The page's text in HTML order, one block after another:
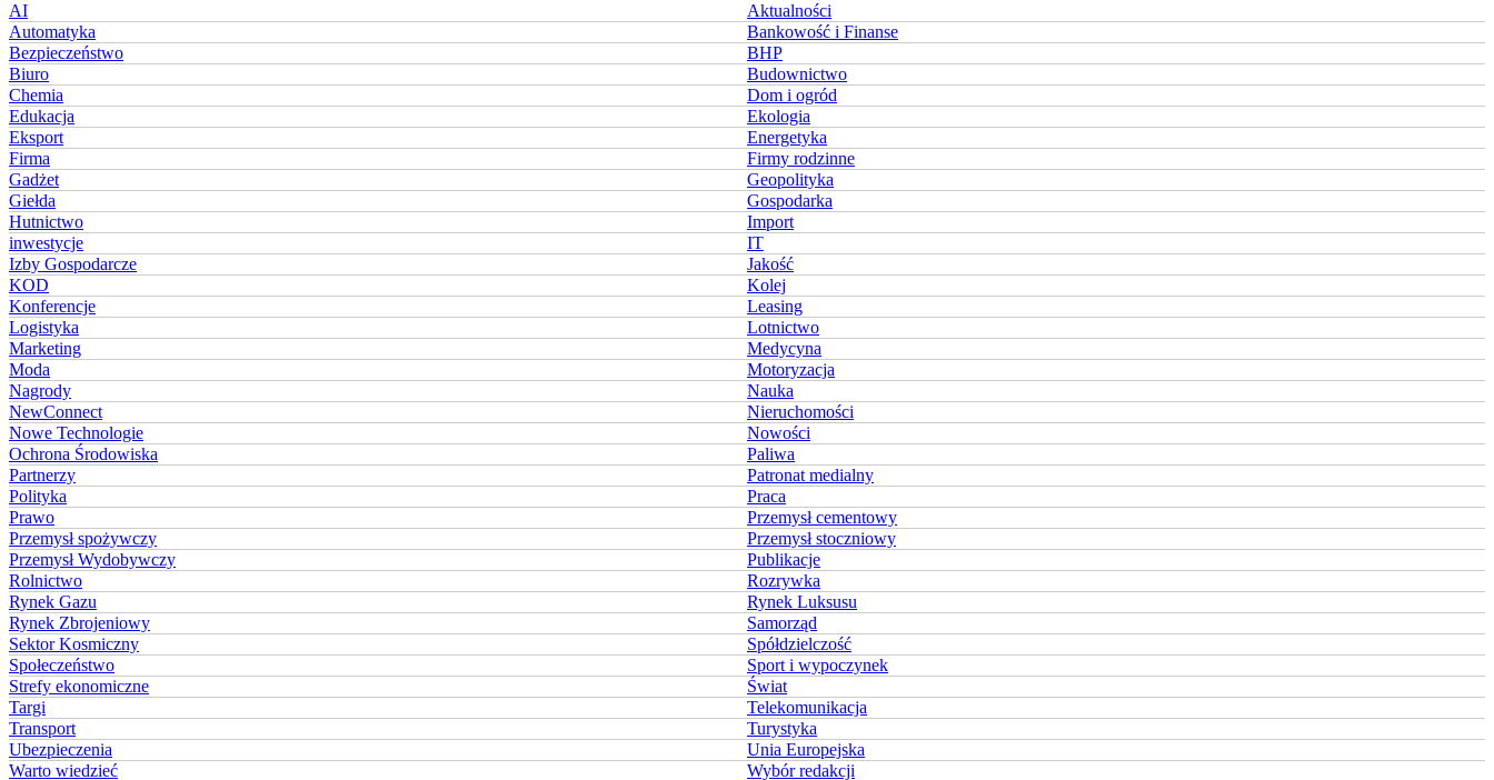
AI
Aktualności
Automatyka
Bankowość i Finanse
Bezpieczeństwo
BHP
Biuro
Budownictwo
Chemia
Dom i ogród
Edukacja
Ekologia
Eksport
Energetyka
Firma
Firmy rodzinne
Gadżet
Geopolityka
Giełda
Gospodarka
Hutnictwo
Import
inwestycje
IT
Izby Gospodarcze
Jakość
KOD
Kolej
Konferencje
Leasing
Logistyka
Lotnictwo
Marketing
Medycyna
Moda
Motoryzacja
Nagrody
Nauka
NewConnect
Nieruchomości
Nowe Technologie
Nowości
Ochrona Środowiska
Paliwa
Partnerzy
Patronat medialny
Polityka
Praca
Prawo
Przemysł cementowy
Przemysł spożywczy
Przemysł stoczniowy
Przemysł Wydobywczy
Publikacje
Rolnictwo
Rozrywka
Rynek Gazu
Rynek Luksusu
Rynek Zbrojeniowy
Samorząd
Sektor Kosmiczny
Spółdzielczość
Społeczeństwo
Sport i wypoczynek
Strefy ekonomiczne
Świat
Targi
Telekomunikacja
Transport
Turystyka
Ubezpieczenia
Unia Europejska
Warto wiedzieć
Wybór redakcji